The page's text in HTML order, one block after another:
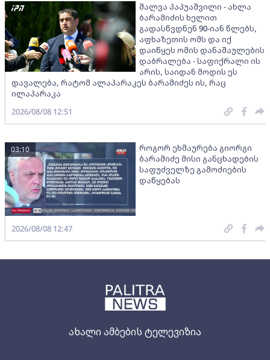
ახალი ამბების ტელევიზია
შალვა პაპუაშვილი - ახლა
ბარამიძის ხელით
გადასწვდნენ 90-იან წლებს,
აფხაზეთის ომს და იქ
დაიწყეს ომის დანაშაულების
დაბრალება - საფიქრალი ის
არის, საიდან მოდის ეს
დავალება, რატომ ალაპარაკეს ბარამიძეს ის, რაც
ილაპარაკა
2026/08/08 12:51
როგორ ეხმაურება გიორგი
ბარამიძე მისი განცხადების
საფუძველზე გამოძიების
დაწყებას
03:10
2026/08/08 12:47